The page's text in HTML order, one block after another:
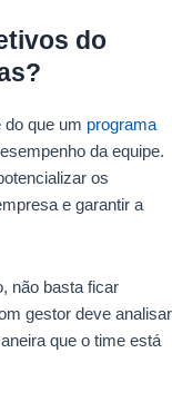
do
que um programa
da equipe.
os
e garantir a
não basta ficar
gestor deve analisar
que o time está